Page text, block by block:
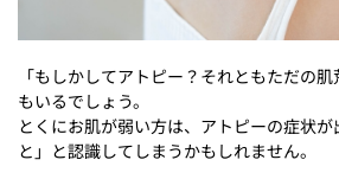
「もしかしてアトピー？それともただの
もいるでしょう。
とくにお肌が弱い方は、アトピーの症状が
と」と認識してしまうかもしれません。